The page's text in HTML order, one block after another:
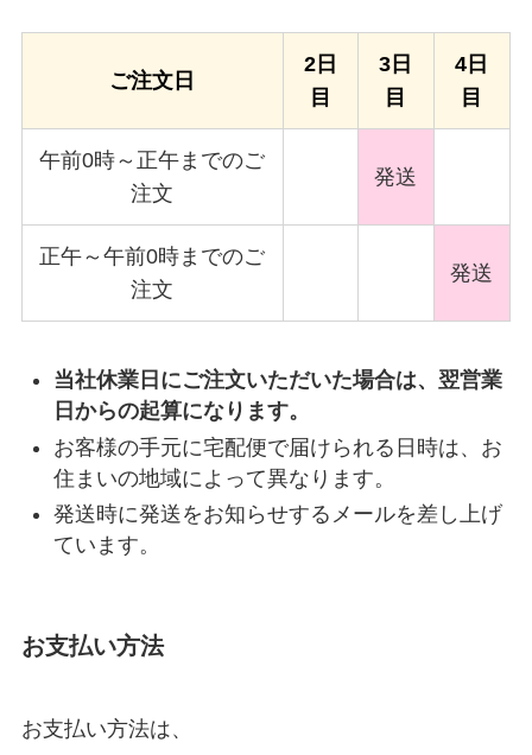
ご注文日
2日
目
3日
目
4日
目
午前0時～正午までのご
注文
発送
正午～午前0時までのご
注文
発送
当社休業日にご注文いただいた場合は、翌営業
日からの起算になります。
お客様の手元に宅配便で届けられる日時は、お
住まいの地域によって異なります。
発送時に発送をお知らせするメールを差し上げ
ています。
お支払い方法
お支払い方法は、